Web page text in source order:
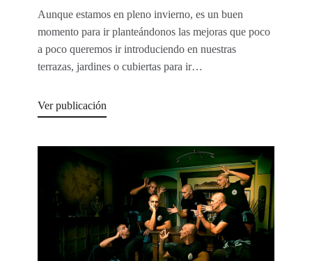
Aunque estamos en pleno invierno, es un buen
momento para ir planteándonos las mejoras que poco
a poco queremos ir introduciendo en nuestras
terrazas, jardines o cubiertas para ir…
Ver publicación